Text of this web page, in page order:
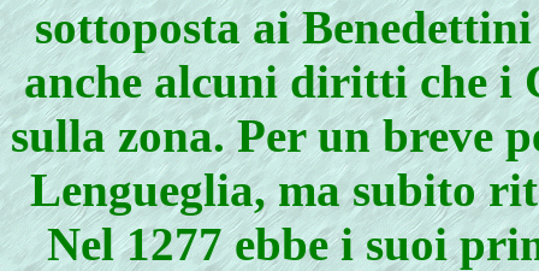
sottoposta ai
anche alcuni diritti che i
sulla zona. Per un breve
Lengueglia, ma subito
Nel 1277 ebbe i suoi